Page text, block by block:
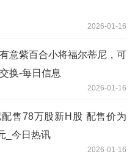
2026-01-16
意紫百合小将福尔蒂尼，可
换-每日信息
2026-01-16
售78万股新H股 配售价为
_今日热讯
2026-01-16